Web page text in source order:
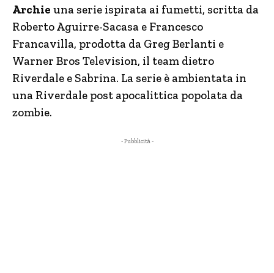
Archie una serie ispirata ai fumetti, scritta da
Roberto Aguirre-Sacasa e Francesco
Francavilla, prodotta da Greg Berlanti e
Warner Bros Television, il team dietro
Riverdale e Sabrina. La serie è ambientata in
una Riverdale post apocalittica popolata da
zombie.
- Pubblicità -